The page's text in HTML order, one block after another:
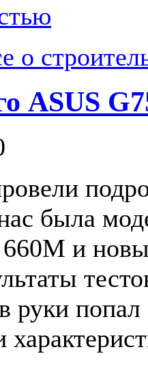
о
ASUS
была
и
руки